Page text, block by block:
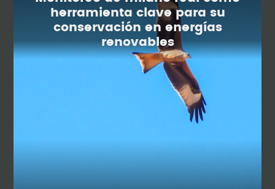
herramienta clave para su
conservación en energías
renovables